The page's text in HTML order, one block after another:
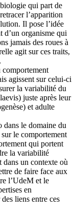
qui part de
l’apparition
Il pose l’idée
d’un organisme qui
jamais des roues à
agit sur ces traits,
comportement
agissent sur celui-ci
la variabilité du
juste après leur
et adulte
dans le domaine du
le comportement
qui portent
la variabilité
dans un contexte où
de faire face aux
l’UdeM et le
en
liens entre ces